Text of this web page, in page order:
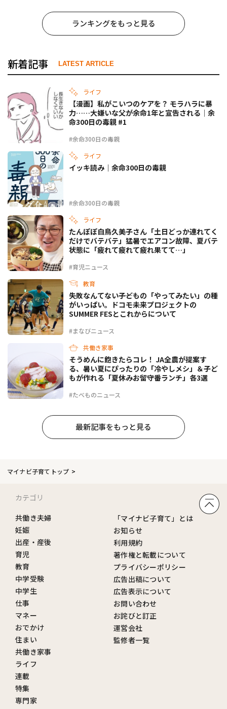
ランキングをもっと見る
新着記事 LATEST ARTICLE
ライフ
#余命300日の毒親
【漫画】私がこいつのケアを？ モラハラに暴
力……大嫌いな父が余命1年と宣告される｜余
命300日の毒親 #1
ライフ
#余命300日の毒親
イッキ読み｜余命300日の毒親
ライフ
#育児ニュース
たんぽぽ白鳥久美子さん「土日どっか連れてく
だけでバテバテ」猛暑でエアコン故障、夏バテ
状態に「疲れて疲れて疲れ果てて…」
教育
#まなびニュース
失敗なんてない――子どもの「やってみたい」の種
がいっぱい。ドコモ未来プロジェクトの
SUMMER FESとこれからについて
共働き家事
#たべものニュース
そうめんに飽きたらコレ！ JA全農が提案す
る、暑い夏にぴったりの「冷やしメシ」＆子ど
もが作れる「夏休みお留守番ランチ」各3選
最新記事をもっと見る
マイナビ子育てトップ
カテゴリ
共働き夫婦
妊娠
出産・産後
育児
教育
中学受験
中学生
仕事
マネー
おでかけ
住まい
共働き家事
ライフ
連載
特集
専門家
「マイナビ子育て」とは
お知らせ
利用規約
著作権と転載について
プライバシーポリシー
広告出稿について
広告表示について
お問い合わせ
お詫びと訂正
運営会社
監修者一覧